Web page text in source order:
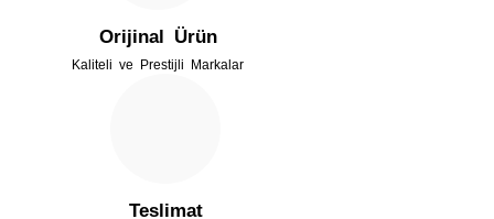
Orijinal Ürün
Kaliteli ve Prestijli Markalar
Teslimat